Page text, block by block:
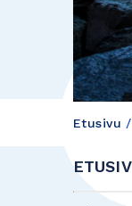
Etusivu /